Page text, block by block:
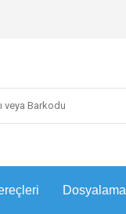
Dosyalama